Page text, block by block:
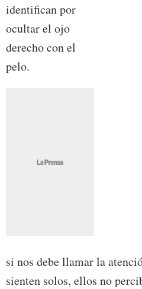
identifican por
ocultar el ojo
derecho con el
pelo.
si nos debe llamar la
sienten solos, ellos no